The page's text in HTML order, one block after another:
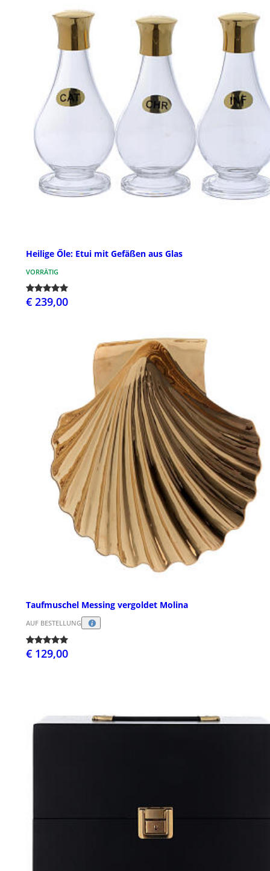
Heilige Őle: Etui mit Gefäßen aus Glas
VORRÄTIG
€ 239,00
Taufmuschel Messing vergoldet Molina
AUF BESTELLUNG
€ 129,00